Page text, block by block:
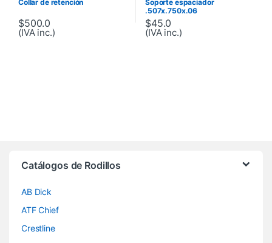
Collar de retención
$500.0
(IVA inc.)
Soporte espaciador
.507x.750x.06
$45.0
(IVA inc.)
Catálogos de Rodillos
AB Dick
ATF Chief
Crestline